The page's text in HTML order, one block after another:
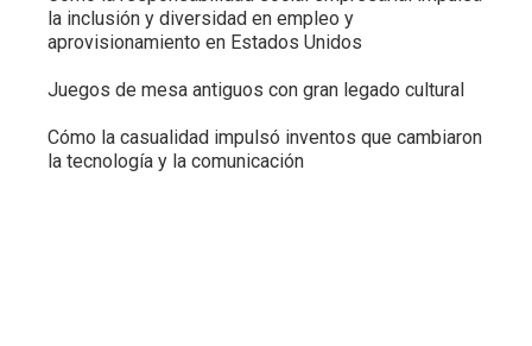
la inclusión y diversidad en empleo y
aprovisionamiento en Estados Unidos
Juegos de mesa antiguos con gran legado cultural
Cómo la casualidad impulsó inventos que cambiaron
la tecnología y la comunicación